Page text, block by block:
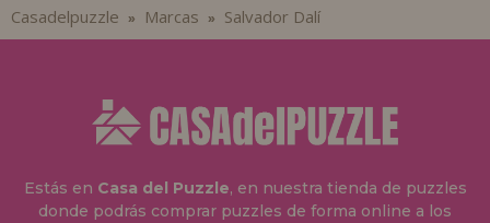
Casadelpuzzle » Marcas » Salvador Dalí
Estás en Casa del Puzzle, en nuestra tienda de puzzles
donde podrás comprar puzzles de forma online a los